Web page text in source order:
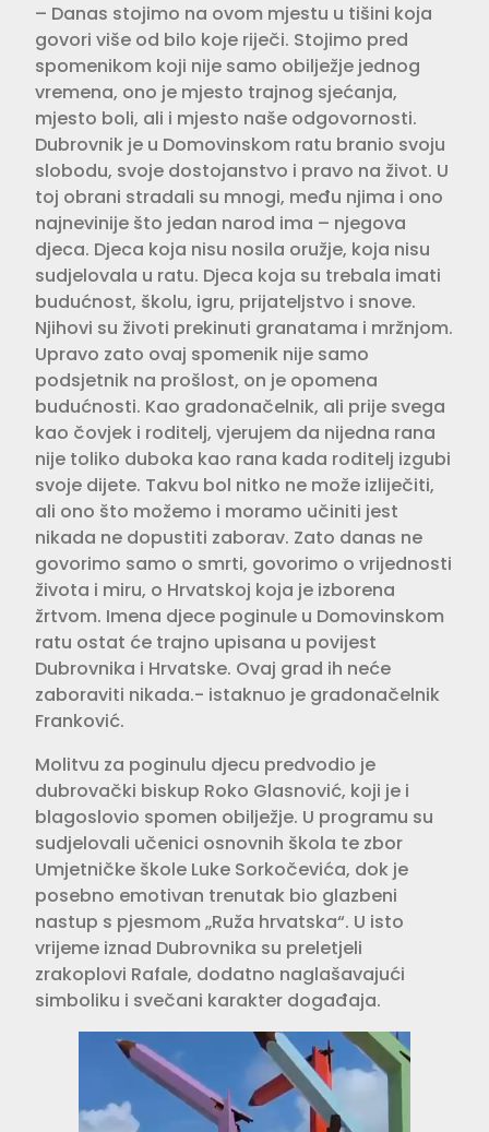
– Danas stojimo na ovom mjestu u tišini koja
govori više od bilo koje riječi. Stojimo pred
spomenikom koji nije samo obilježje jednog
vremena, ono je mjesto trajnog sjećanja,
mjesto boli, ali i mjesto naše odgovornosti.
Dubrovnik je u Domovinskom ratu branio svoju
slobodu, svoje dostojanstvo i pravo na život. U
toj obrani stradali su mnogi, među njima i ono
najnevinije što jedan narod ima – njegova
djeca. Djeca koja nisu nosila oružje, koja nisu
sudjelovala u ratu. Djeca koja su trebala imati
budućnost, školu, igru, prijateljstvo i snove.
Njihovi su životi prekinuti granatama i mržnjom.
Upravo zato ovaj spomenik nije samo
podsjetnik na prošlost, on je opomena
budućnosti. Kao gradonačelnik, ali prije svega
kao čovjek i roditelj, vjerujem da nijedna rana
nije toliko duboka kao rana kada roditelj izgubi
svoje dijete. Takvu bol nitko ne može izliječiti,
ali ono što možemo i moramo učiniti jest
nikada ne dopustiti zaborav. Zato danas ne
govorimo samo o smrti, govorimo o vrijednosti
života i miru, o Hrvatskoj koja je izborena
žrtvom. Imena djece poginule u Domovinskom
ratu ostat će trajno upisana u povijest
Dubrovnika i Hrvatske. Ovaj grad ih neće
zaboraviti nikada.- istaknuo je gradonačelnik
Franković.
Molitvu za poginulu djecu predvodio je
dubrovački biskup Roko Glasnović, koji je i
blagoslovio spomen obilježje. U programu su
sudjelovali učenici osnovnih škola te zbor
Umjetničke škole Luke Sorkočevića, dok je
posebno emotivan trenutak bio glazbeni
nastup s pjesmom „Ruža hrvatska“. U isto
vrijeme iznad Dubrovnika su preletjeli
zrakoplovi Rafale, dodatno naglašavajući
simboliku i svečani karakter događaja.